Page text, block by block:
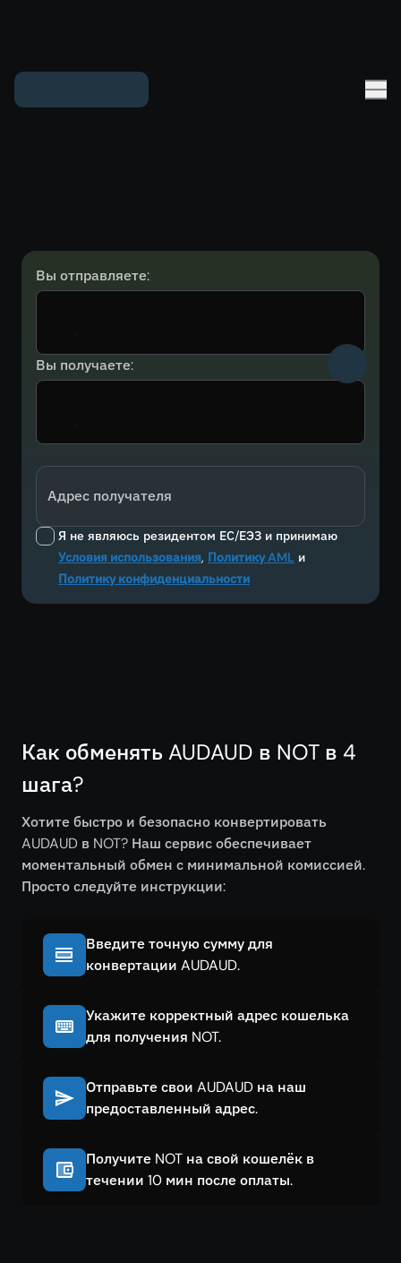
Вы отправляете:
Вы получаете:
Адрес получателя
Я не являюсь резидентом ЕС/ЕЭЗ и принимаю
Условия использования, Политику AML и
Политику конфиденциальности
Как обменять AUDAUD в NOT в 4
шага?
Хотите быстро и безопасно конвертировать
AUDAUD в NOT? Наш сервис обеспечивает
моментальный обмен с минимальной комиссией.
Просто следуйте инструкции:
Введите точную сумму для
конвертации AUDAUD.
Укажите корректный адрес кошелька
для получения NOT.
Отправьте свои AUDAUD на наш
предоставленный адрес.
Получите NOT на свой кошелёк в
течении 10 мин после оплаты.